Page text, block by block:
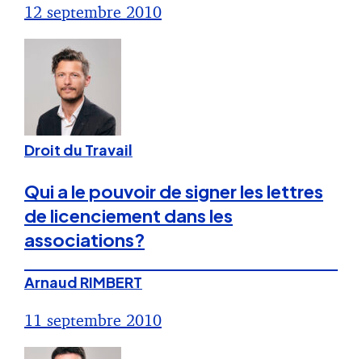
12 septembre 2010
Droit du Travail
Qui a le pouvoir de signer les lettres
de licenciement dans les
associations?
Arnaud RIMBERT
11 septembre 2010